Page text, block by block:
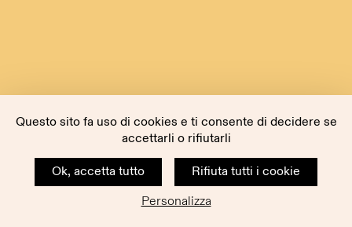
Questo sito fa uso di cookies e ti consente di decidere se
accettarli o rifiutarli
Ok, accetta tutto
Rifiuta tutti i cookie
Personalizza